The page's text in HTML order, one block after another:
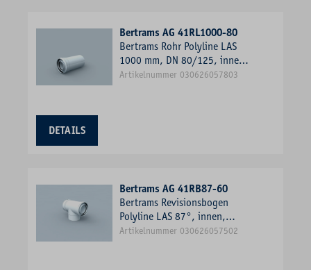
Bertrams AG 41RL1000-80
Bertrams Rohr Polyline LAS
1000 mm, DN 80/125, innen,
weiß
Artikelnummer 030626057803
DETAILS
Bertrams AG 41RB87-60
Bertrams Revisionsbogen
Polyline LAS 87°, innen,
weiß, DN 60/100
Artikelnummer 030626057502